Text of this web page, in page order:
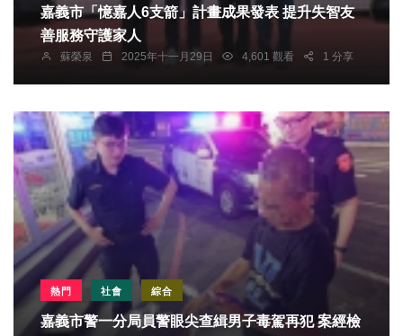
嘉義市「憶嘉人6支箭」計畫成果發表 提升失智友
善服務守護家人
蘇榮泉 2025年十一月29日 4,601 觀看 1 分享
熱門 社會 綜合
嘉義市警一分局員警眼尖查緝男子毒駕再犯 案經檢